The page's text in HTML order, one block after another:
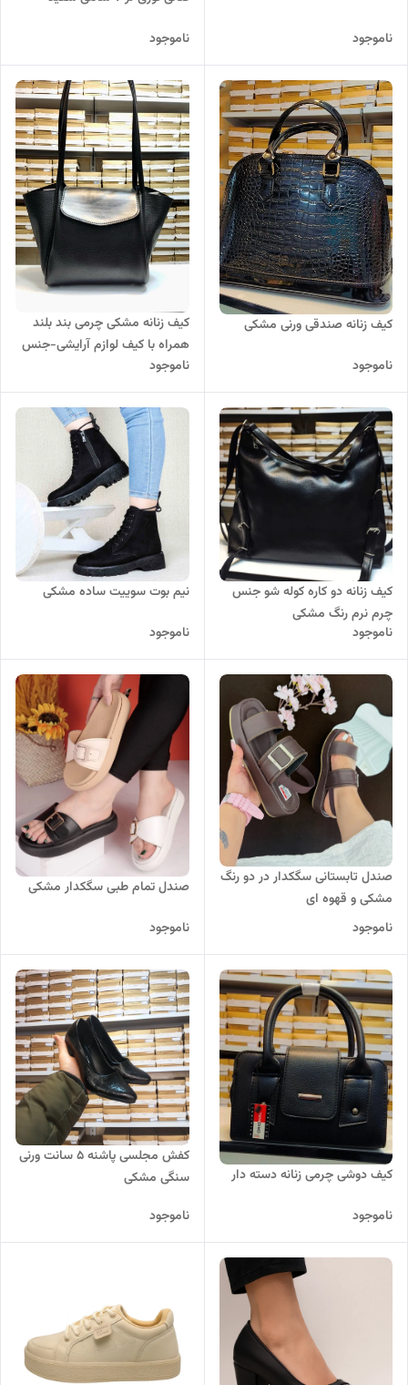
ناموجود ناموجود
کیف زنانه صندقی ورنی مشکی
ناموجود
کیف زنانه مشکی چرمی بند بلند
همراه با کیف لوازم آرایشی-جنس
خارجی
ناموجود
کیف زنانه دو کاره کوله شو جنس
چرم نرم رنگ مشکی
ناموجود
نیم بوت سوییت ساده مشکی
ناموجود
صندل تابستانی سگکدار در دو رنگ
مشکی و قهوه ای
ناموجود
صندل تمام طبی سگکدار مشکی
ناموجود
کیف دوشی چرمی زنانه دسته دار
ناموجود
کفش مجلسی پاشنه 5 سانت ورنی
سنگی مشکی
ناموجود